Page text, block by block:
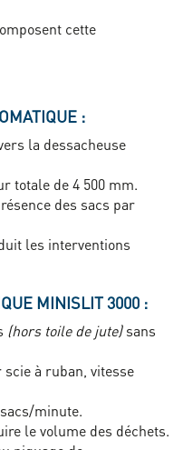
cette
:
la dessacheuse
totale de 4 500 mm.
des sacs par
les interventions
MINISLIT 3000 :
(hors toile de jute)sans
scie à ruban, vitesse
minute.
le volume des déchets.